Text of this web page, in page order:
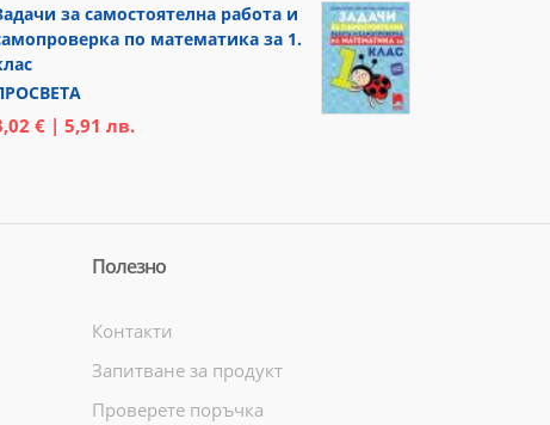
за самостоятелна работа и
по математика за 1.
€ | 5,91 лв.
Полезно
Контакти
Запитване за продукт
Проверете поръчка